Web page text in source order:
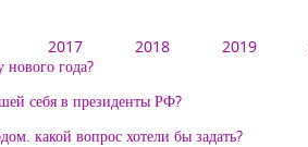
2017 2018 2019
нового года?
себя в президенты РФ?
какой вопрос хотели бы задать?